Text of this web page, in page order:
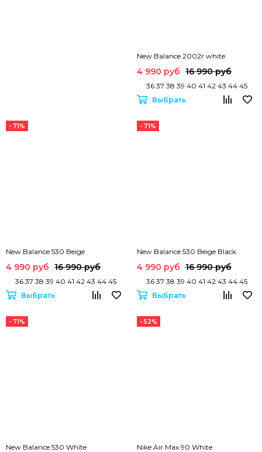
New Balance 2002r white
4 990 руб 16 990 руб
36 37 38 39 40 41 42 43 44 45
Выбрать
- 71%
New Balance 530 Beige
4 990 руб 16 990 руб
36 37 38 39 40 41 42 43 44 45
Выбрать
- 71%
New Balance 530 Beige Black
4 990 руб 16 990 руб
36 37 38 39 40 41 42 43 44 45
Выбрать
- 71%
New Balance 530 White
- 52%
Nike Air Max 90 White